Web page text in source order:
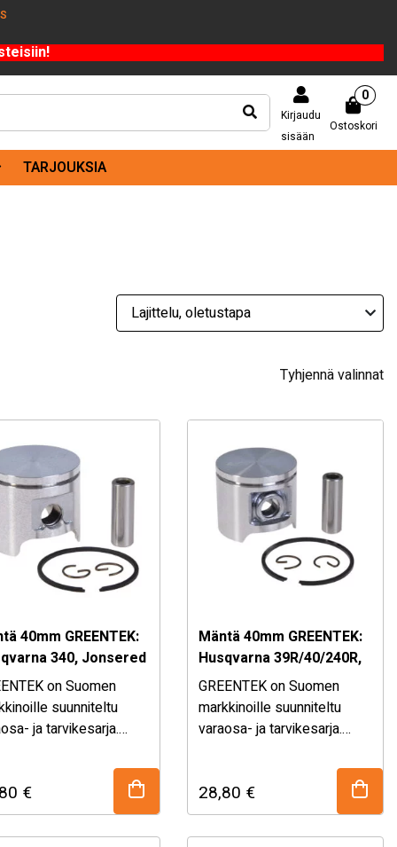
Kirjaudu
sisään
Ostoskori
0
TARJOUKSIA
Tyhjennä valinnat
40mm GREENTEK:
340, Jonsered
on Suomen
suunniteltu
ja tarvikesarja.
hintaiset
ja tarvikkeet
koneisiin ja
€
Mäntä 40mm GREENTEK:
Husqvarna 39R/40/240R,
Jonsered 2041, Partner
400
GREENTEK on Suomen
markkinoille suunniteltu
varaosa- ja tarvikesarja.
kohtuullisen hintaiset
varaosat ja tarvikkeet
puutarha koneisiin ja
28,80 €